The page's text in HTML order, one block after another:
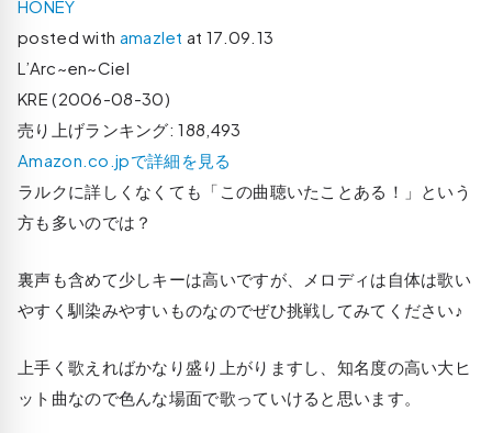
HONEY
posted with amazlet at 17.09.13
L’Arc~en~Ciel
KRE (2006-08-30)
売り上げランキング: 188,493
Amazon.co.jpで詳細を見る
ラルクに詳しくなくても「この曲聴いたことある！」という
方も多いのでは？
裏声も含めて少しキーは高いですが、メロディは自体は歌い
やすく馴染みやすいものなのでぜひ挑戦してみてください♪
上手く歌えればかなり盛り上がりますし、知名度の高い大ヒ
ット曲なので色んな場面で歌っていけると思います。